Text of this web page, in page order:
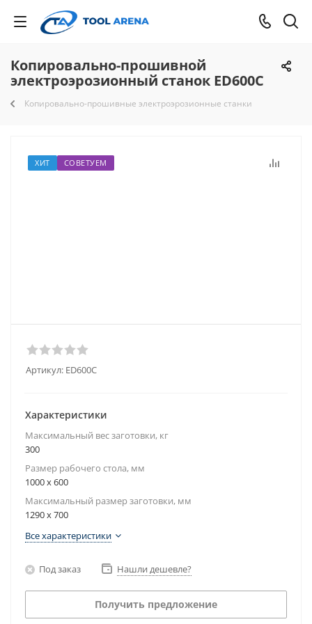
Копировально-прошивной
электроэрозионный станок ED600C
Копировально-прошивные электроэрозионные станки
ХИТ СОВЕТУЕМ
Артикул: ED600C
Характеристики
Максимальный вес заготовки, кг
300
Размер рабочего стола, мм
1000 x 600
Максимальный размер заготовки, мм
1290 x 700
Все характеристики
Под заказ Нашли дешевле?
Получить предложение